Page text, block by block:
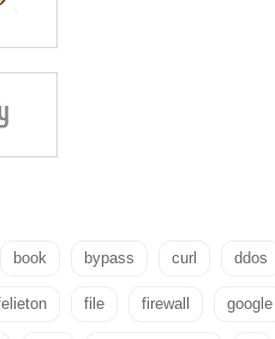
book bypass curl ddos
file firewall google